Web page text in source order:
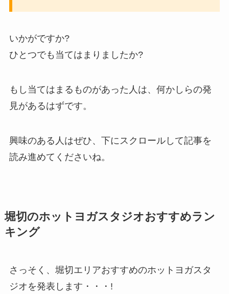
いかがですか?
ひとつでも当てはまりましたか?
もし当てはまるものがあった人は、何かしらの発
見があるはずです。
興味のある人はぜひ、下にスクロールして記事を
読み進めてくださいね。
堀切のホットヨガスタジオおすすめラン
キング
さっそく、堀切エリアおすすめのホットヨガスタ
ジオを発表します・・・!